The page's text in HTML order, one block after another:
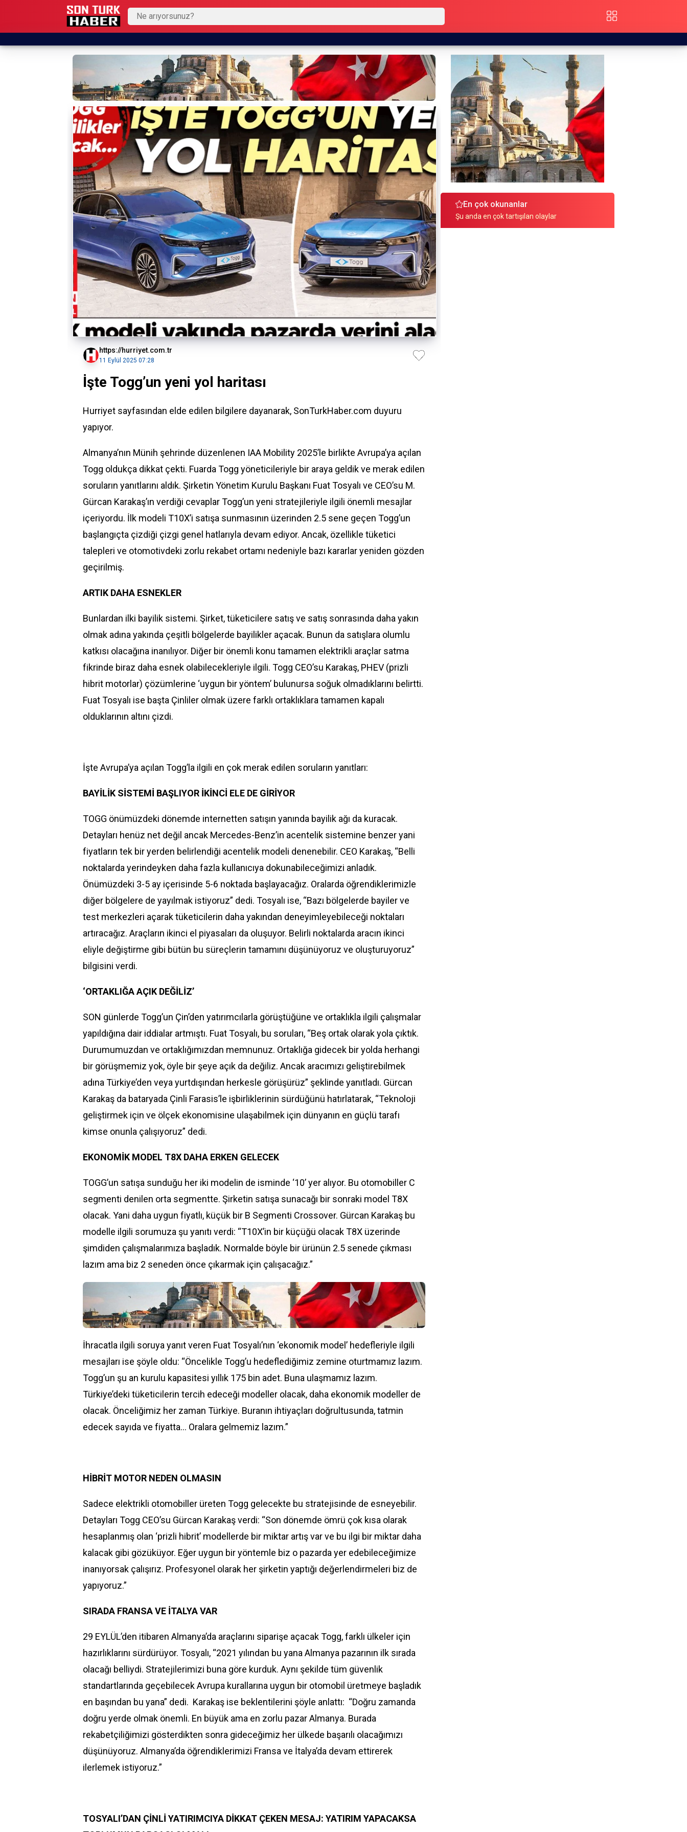
https://hurriyet.com.tr
11 Eylül 2025 07:28
İşte Togg’un yeni yol haritası
Hurriyet sayfasından elde edilen bilgilere dayanarak, SonTurkHaber.com duyuru
yapıyor.
Almanya’nın Münih şehrinde düzenlenen IAA Mobility 2025’le birlikte Avrupa’ya açılan
Togg oldukça dikkat çekti. Fuarda Togg yöneticileriyle bir araya geldik ve merak edilen
soruların yanıtlarını aldık. Şirketin Yönetim Kurulu Başkanı Fuat Tosyalı ve CEO’su M.
Gürcan Karakaş’ın verdiği cevaplar Togg’un yeni stratejileriyle ilgili önemli mesajlar
içeriyordu. İlk modeli T10X’i satışa sunmasının üzerinden 2.5 sene geçen Togg’un
başlangıçta çizdiği çizgi genel hatlarıyla devam ediyor. Ancak, özellikle tüketici
talepleri ve otomotivdeki zorlu rekabet ortamı nedeniyle bazı kararlar yeniden gözden
geçirilmiş.
ARTIK DAHA ESNEKLER
Bunlardan ilki bayilik sistemi. Şirket, tüketicilere satış ve satış sonrasında daha yakın
olmak adına yakında çeşitli bölgelerde bayilikler açacak. Bunun da satışlara olumlu
katkısı olacağına inanılıyor. Diğer bir önemli konu tamamen elektrikli araçlar satma
fikrinde biraz daha esnek olabilecekleriyle ilgili. Togg CEO’su Karakaş, PHEV (prizli
hibrit motorlar) çözümlerine ‘uygun bir yöntem’ bulunursa soğuk olmadıklarını belirtti.
Fuat Tosyalı ise başta Çinliler olmak üzere farklı ortaklıklara tamamen kapalı
olduklarının altını çizdi.
İşte Avrupa’ya açılan Togg’la ilgili en çok merak edilen soruların yanıtları:
BAYİLİK SİSTEMİ BAŞLIYOR İKİNCİ ELE DE GİRİYOR
TOGG önümüzdeki dönemde internetten satışın yanında bayilik ağı da kuracak.
Detayları henüz net değil ancak Mercedes-Benz’in acentelik sistemine benzer yani
fiyatların tek bir yerden belirlendiği acentelik modeli denenebilir. CEO Karakaş, “Belli
noktalarda yerindeyken daha fazla kullanıcıya dokunabileceğimizi anladık.
Önümüzdeki 3-5 ay içerisinde 5-6 noktada başlayacağız. Oralarda öğrendiklerimizle
diğer bölgelere de yayılmak istiyoruz” dedi. Tosyalı ise, “Bazı bölgelerde bayiler ve
test merkezleri açarak tüketicilerin daha yakından deneyimleyebileceği noktaları
artıracağız. Araçların ikinci el piyasaları da oluşuyor. Belirli noktalarda aracın ikinci
eliyle değiştirme gibi bütün bu süreçlerin tamamını düşünüyoruz ve oluşturuyoruz”
bilgisini verdi.
‘ORTAKLIĞA AÇIK DEĞİLİZ’
SON günlerde Togg’un Çin’den yatırımcılarla görüştüğüne ve ortaklıkla ilgili çalışmalar
yapıldığına dair iddialar artmıştı. Fuat Tosyalı, bu soruları, “Beş ortak olarak yola çıktık.
Durumumuzdan ve ortaklığımızdan memnunuz. Ortaklığa gidecek bir yolda herhangi
bir görüşmemiz yok, öyle bir şeye açık da değiliz. Ancak aracımızı geliştirebilmek
adına Türkiye’den veya yurtdışından herkesle görüşürüz” şeklinde yanıtladı. Gürcan
Karakaş da bataryada Çinli Farasis’le işbirliklerinin sürdüğünü hatırlatarak, “Teknoloji
geliştirmek için ve ölçek ekonomisine ulaşabilmek için dünyanın en güçlü tarafı
kimse onunla çalışıyoruz” dedi.
EKONOMİK MODEL T8X DAHA ERKEN GELECEK
TOGG’un satışa sunduğu her iki modelin de isminde ‘10’ yer alıyor. Bu otomobiller C
segmenti denilen orta segmentte. Şirketin satışa sunacağı bir sonraki model T8X
olacak. Yani daha uygun fiyatlı, küçük bir B Segmenti Crossover. Gürcan Karakaş bu
modelle ilgili sorumuza şu yanıtı verdi: “T10X’in bir küçüğü olacak T8X üzerinde
şimdiden çalışmalarımıza başladık. Normalde böyle bir ürünün 2.5 senede çıkması
lazım ama biz 2 seneden önce çıkarmak için çalışacağız.”
İhracatla ilgili soruya yanıt veren Fuat Tosyalı’nın ‘ekonomik model’ hedefleriyle ilgili
mesajları ise şöyle oldu: “Öncelikle Togg’u hedeflediğimiz zemine oturtmamız lazım.
Togg’un şu an kurulu kapasitesi yıllık 175 bin adet. Buna ulaşmamız lazım.
Türkiye’deki tüketicilerin tercih edeceği modeller olacak, daha ekonomik modeller de
olacak. Önceliğimiz her zaman Türkiye. Buranın ihtiyaçları doğrultusunda, tatmin
edecek sayıda ve fiyatta... Oralara gelmemiz lazım.”
HİBRİT MOTOR NEDEN OLMASIN
Sadece elektrikli otomobiller üreten Togg gelecekte bu stratejisinde de esneyebilir.
Detayları Togg CEO’su Gürcan Karakaşverdi: “Son dönemde ömrü çok kısa olarak
hesaplanmış olan ‘prizli hibrit’ modellerde bir miktar artış var ve bu ilgi bir miktar daha
kalacak gibi gözüküyor. Eğer uygun bir yöntemle biz o pazarda yer edebileceğimize
inanıyorsak çalışırız. Profesyonel olarak her şirketin yaptığı değerlendirmeleri biz de
yapıyoruz.”
SIRADA FRANSA VE İTALYA VAR
29 EYLÜL’den itibaren Almanya’da araçlarını siparişe açacak Togg, farklı ülkeler için
hazırlıklarını sürdürüyor. Tosyalı, “2021 yılından bu yana Almanya pazarının ilk sırada
olacağı belliydi. Stratejilerimizi buna göre kurduk. Aynı şekilde tüm güvenlik
standartlarında geçebilecek Avrupa kurallarına uygun bir otomobil üretmeye başladık
en başından bu yana” dedi. Karakaş ise beklentilerini şöyle anlattı: “Doğru zamanda
doğru yerde olmak önemli. En büyük ama en zorlu pazar Almanya. Burada
rekabetçiliğimizi gösterdikten sonra gideceğimiz her ülkede başarılı olacağımızı
düşünüyoruz. Almanya’da öğrendiklerimizi Fransa ve İtalya’da devam ettirerek
ilerlemek istiyoruz.”
TOSYALI’DAN ÇİNLİ YATIRIMCIYA DİKKAT ÇEKEN MESAJ: YATIRIM YAPACAKSA
En çok okunanlar
Şu anda en çok tartışılan olaylar